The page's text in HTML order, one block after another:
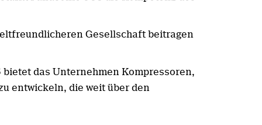
Gesellschaft beitragen
das Unternehmen Kompressoren,
entwickeln, die weit über den